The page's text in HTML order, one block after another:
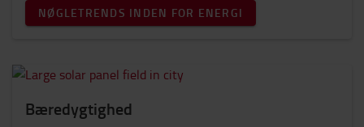
NØGLETRENDS INDEN FOR ENERGI
Bæredygtighed